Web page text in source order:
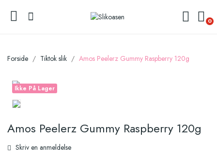
0
Forside Tiktok slik Amos Peelerz Gummy Raspberry 120g
Ikke På Lager
Amos Peelerz Gummy Raspberry 120g
Skriv en anmeldelse